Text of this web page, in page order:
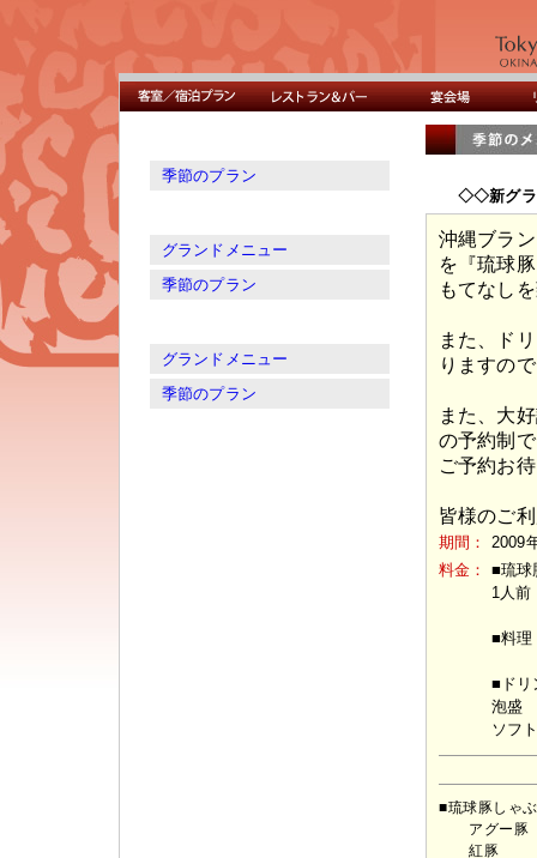
季節のプラン
グランドメニュー
季節のプラン
グランドメニュー
季節のプラン
◇◇新グラ
沖縄ブラ
を『琉球
もてなし
また、ド
りますの
また、大
の予約制
ご予約お
皆様のご
期間： 2009
料金： ■琉球
1人
■料
■ドリ
泡盛
ソフ
■琉球豚しゃ
アグー豚
紅豚 1